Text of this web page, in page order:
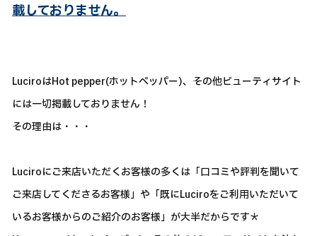
載しておりません。
LuciroはHot pepper(ホットペッパー)、その他ビューティサイト
には一切掲載しておりません！
その理由は・・・
Luciroにご来店いただくお客様の多くは「口コミや評判を聞いて
ご来店してくださるお客様」や「既にLuciroをご利用いただいて
いるお客様からのご紹介のお客様」が大半だからです＊